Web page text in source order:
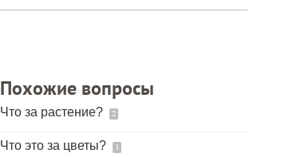
Похожие вопросы
Что за растение? 2
Что это за цветы? 1